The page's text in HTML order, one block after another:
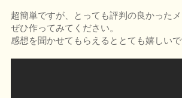
超簡単ですが、とっても評判の良かったメ
ぜひ作ってみてください。
感想を聞かせてもらえるととても嬉しいで